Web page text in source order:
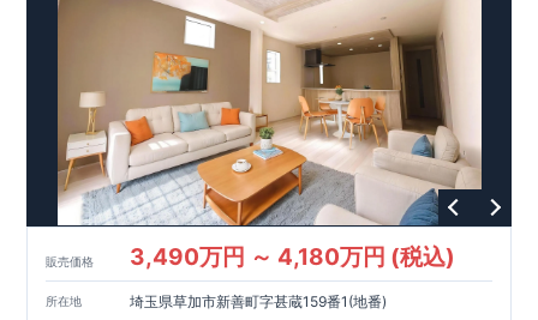
教育環境
／コンビニ/ドラッグストア／
【教育施設】
カナリヤ幼稚園 約840m （徒歩11 ​アイン金沢文庫保育
（徒歩14 分）
マミーズエンジェル金沢文庫駅前保
育園 約
1400m（徒歩18分） 釜利谷小学校 約822m （徒歩
釜利谷高等学校 約589m（徒歩8分）
【買い物施設】 ローソン横浜釜利谷東五丁目店 約190m
3分）​セブン-イレブン横浜釜利谷東 3丁目店 約 750m （徒歩
10分）​そうてつローゼン釜利谷店 約1000m （徒歩13 分）​ク
リエイト S・D金沢釜利谷店 約 750m（徒歩10
【その他施設】
みやざき内科医院 約154m（徒歩2分）
金沢白百合クリニッ
4
自然公園 約400m（徒歩 5分）​ 夏山東公園 約667m（徒歩
分）
■東栄住宅の家作り■​■ブルーミングガーデンのこだわり■
​↑各タイトルをクリック↑ ​​■長期優良住宅取得
販売価格 3,490万円 ～ 4,180万円 (税込)
所在地 埼玉県草加市新善町字甚蔵159番1(地番)